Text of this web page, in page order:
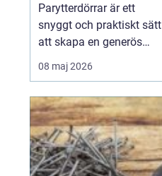
Parytterdörrar är ett
snyggt och praktiskt sätt
att skapa en generös
entré, samtidigt som
huset får en mer
välkomnande känsla.
Parytterdörrar ger
bredare passage, mer
ljus och en tydlig
08 maj 2026